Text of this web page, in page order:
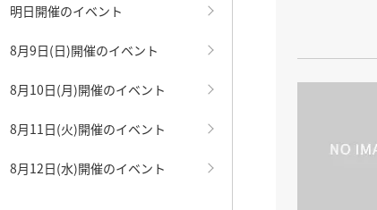
明日開催のイベント
8月9日(日)開催のイベント
8月10日(月)開催のイベント
8月11日(火)開催のイベント
8月12日(水)開催のイベント